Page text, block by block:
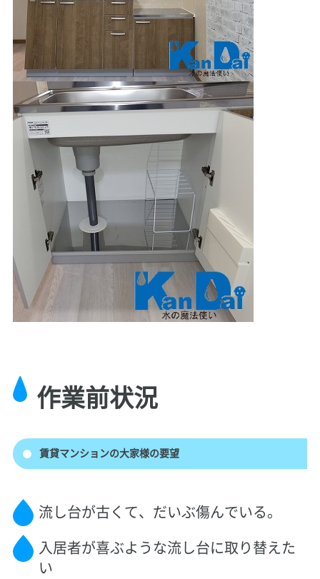
作業前状況
賃貸マンションの大家様の要望
流し台が古くて、だいぶ傷んでいる。
入居者が喜ぶような流し台に取り替えた
い